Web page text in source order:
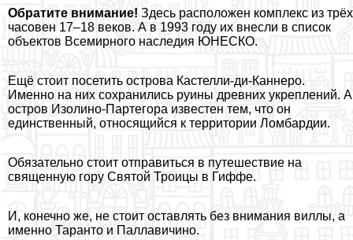
Обратите внимание! Здесь расположен комплекс из трёх
часовен 17–18 веков. А в 1993 году их внесли в список
объектов Всемирного наследия ЮНЕСКО.
Ещё стоит посетить острова Кастелли-ди-Каннеро.
Именно на них сохранились руины древних укреплений. А
остров Изолино-Партегора известен тем, что он
единственный, относящийся к территории Ломбардии.
Обязательно стоит отправиться в путешествие на
священную гору Святой Троицы в Гиффе.
И, конечно же, не стоит оставлять без внимания виллы, а
именно Таранто и Паллавичино.